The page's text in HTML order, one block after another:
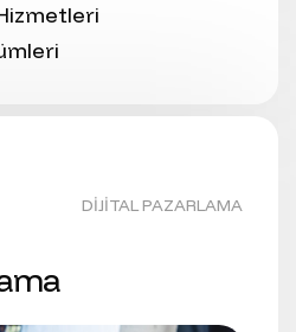
DIJITAL PAZARLAMA